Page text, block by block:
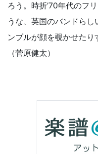
ろう。時折’70年代のフ
うな、英国のバンドら
ンブルが顔を覗かせたり
（菅原健太）